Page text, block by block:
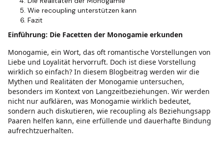
Wie recoupling unterstützen kann
Fazit
Einführung: Die Facetten der Monogamie erkunden
Monogamie, ein Wort, das oft romantische Vorstellungen von
Liebe und Loyalität hervorruft. Doch ist diese Vorstellung
wirklich so einfach? In diesem Blogbeitrag werden wir die
Mythen und Realitäten der Monogamie untersuchen,
besonders im Kontext von Langzeitbeziehungen. Wir werden
nicht nur aufklären, was Monogamie wirklich bedeutet,
sondern auch diskutieren, wie recoupling als Beziehungsapp
Paaren helfen kann, eine erfüllende und dauerhafte Bindung
aufrechtzuerhalten.